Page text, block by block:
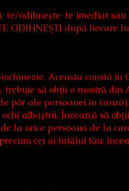
te/odihnește-te imediat sau
ODIHNEŞTI după fiecare
Aceasta constă
trebuie să obții o mostră
păr ale persoanei în cauză).
albaștrii. Încearcă să
la orice persoană de la
cei ai tatălui tău: